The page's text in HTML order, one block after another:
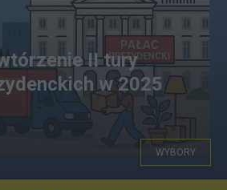
II tury
w 2025
WYBORY